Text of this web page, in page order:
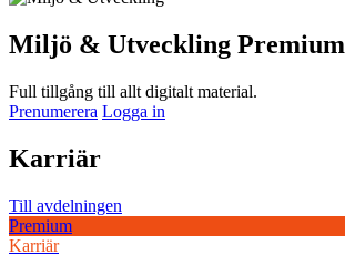
Miljö & Utveckling Premium
Full tillgång till allt digitalt material.
Prenumerera Logga in
Karriär
Till avdelningen
Premium
Karriär